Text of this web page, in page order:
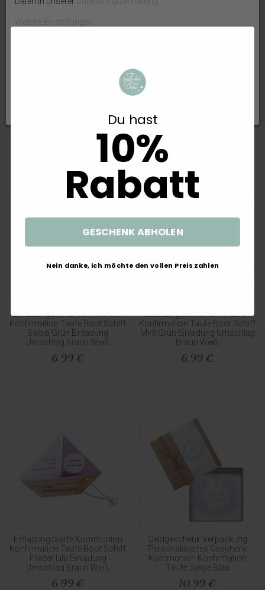
Briefbox Kartenbox Hase Korb
Briefbox Eukalyptus Fisch Gold
Einladungskarte Kommunion
Konfirmation Taufe Boot Schiff
Salbei Grün Einladung
Umschlag Braun Weiß
6,99 €
Einladungskarte Kommunion
Konfirmation Taufe Boot Schiff
Mint Grün Einladung Umschlag
Braun Weiß
6,99 €
Einladungskarte Kommunion
Konfirmation Taufe Boot Schiff
Flieder Lila Einladung
Umschlag Braun Weiß
6,99 €
Geldgeschenk Verpackung
Personalisiertes Geschenk
Kommunion Konfirmation
Taufe Junge Blau
10,99 €
Weitere Einstellungen
Alle ablehnen
Du hast
10%
Rabatt
GESCHENK ABHOLEN
Nein danke, ich möchte den vollen Preis zahlen